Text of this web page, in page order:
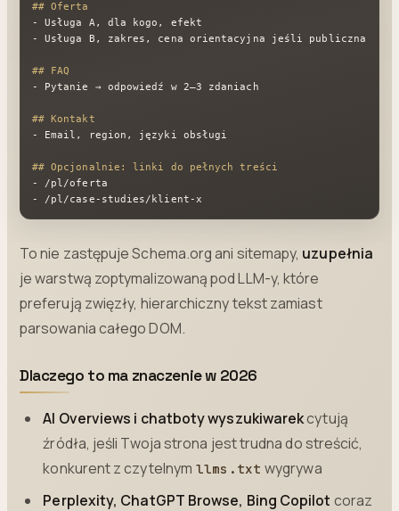
## Oferta
-
-
Usługa B, zakres, cena orientacyjna jeśli publiczna
## FAQ
-
Pytanie → odpowiedź w 2–3 zdaniach
## Kontakt
-
Email, region, języki obsługi
## Opcjonalnie: linki do pełnych treści
-
-
/pl/case-studies/klient-x
To nie zastępuje Schema.org ani sitemapy, uzupełnia
je warstwą zoptymalizowaną pod LLM-y, które
preferują zwięzły, hierarchiczny tekst zamiast
parsowania całego DOM.
Dlaczego to ma znaczenie w 2026
AI Overviews i chatboty wyszukiwarekcytują
źródła, jeśli Twoja strona jest trudna do streścić,
konkurent z czytelnym llms.txt wygrywa
Perplexity, ChatGPT Browse, Bing Copilot coraz